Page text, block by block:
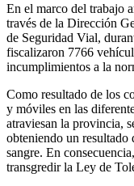
En el marco del trabajo
través de la Dirección
de Seguridad Vial,
fiscalizaron 7766
incumplimientos a la
Como resultado de los
y móviles en las
atraviesan la provincia,
obteniendo un resultado
sangre. En
transgredir la Ley de